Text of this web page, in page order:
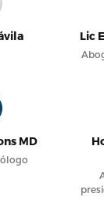
Lic
MD